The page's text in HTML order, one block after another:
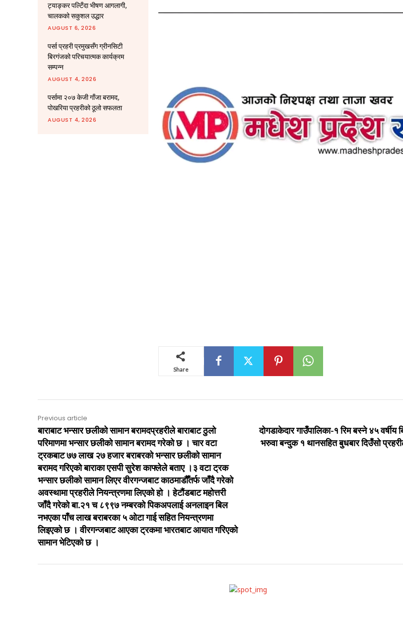
ट्याङ्कर पल्टिँदा भीषण आगलागी,
चालकको सकुशल उद्धार
AUGUST 6, 2026
पर्सा प्रहरी प्रमुखसँग ग्रीनसिटी
बिरगंजको परिचयात्मक कार्यक्रम
सम्पन्न
AUGUST 4, 2026
पर्सामा २०७ केजी गाँजा बरामद,
पोखरिया प्रहरीको ठूलो सफलता
AUGUST 4, 2026
Share
Previous article
बाराबाट भन्सार छलीको सामान बरामदप्रहरीले बाराबाट ठुलो
परिमाणमा भन्सार छलीको सामान बरामद गरेको छ । चार वटा
ट्रकबाट ७७ लाख २७ हजार बराबरको भन्सार छलीको सामान
बरामद गरिएको बाराका एसपी सुरेश काफ्लेले बताए ।३ वटा ट्रक
भन्सार छलीको सामान लिएर वीरगन्जबाट काठमाडौँतर्फ जाँदै गरेको
अवस्थामा प्रहरीले नियन्त्रणमा लिएको हो । हेटौंडबाट महोत्तरी
जाँदै गरेको बा.२१ च ८९९७ नम्बरको पिकअपलाई अनलाइन बिल
नभएका पाँच लाख बराबरका ५ ओटा गाई सहित नियन्त्रणमा
लिइएको छ । वीरगन्जबाट आएका ट्रकमा भारतबाट आयात गरिएको
सामान भेटिएको छ ।
दोगडाकेदार गाउँपालिका-१ रिम बस्ने ४५ वर्षीय
भरुवा बन्दुक १ थानसहित बुधबार दिउँसो